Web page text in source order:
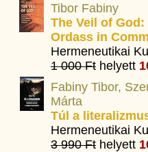
Tibor Fabiny
The Veil of
Ordass in
Hermeneutikai
1 000 Ft helyett
Fabiny Tibor,
Márta
Túl a
Hermeneutikai
3 990 Ft helyett